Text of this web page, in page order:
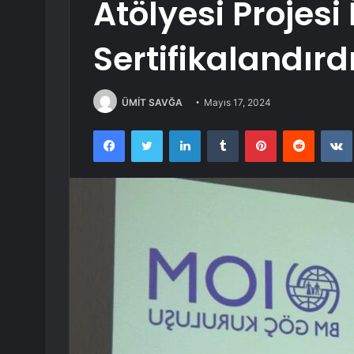
Atölyesi
ÜMİT SAVĞA Mayıs 17, 2024
FacebookTwitter LinkedInTumblr PinterestReddit